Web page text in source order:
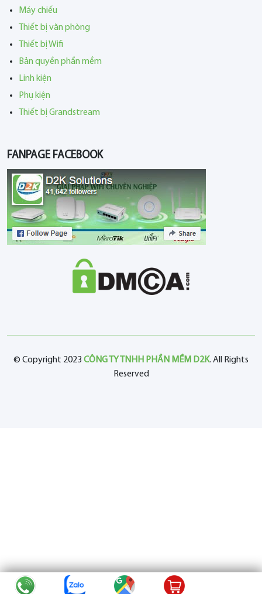
Máy chiếu
Thiết bị văn phòng
Thiết bị Wifi
Bản quyền phần mềm
Linh kiện
Phụ kiện
Thiết bị Grandstream
FANPAGE FACEBOOK
© Copyright 2023 CÔNG TY TNHH PHẦN MỀM D2K. All Rights
Reserved